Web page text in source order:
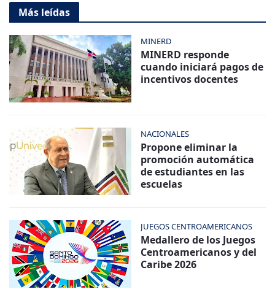
Más leídas
MINERD
MINERD responde
cuando iniciará pagos de
incentivos docentes
NACIONALES
Propone eliminar la
promoción automática
de estudiantes en las
escuelas
JUEGOS CENTROAMERICANOS
Medallero de los Juegos
Centroamericanos y del
Caribe 2026